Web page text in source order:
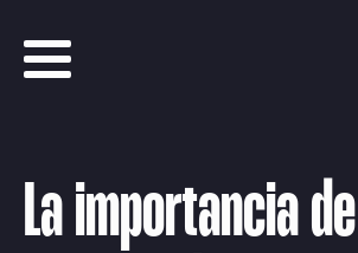
La importancia